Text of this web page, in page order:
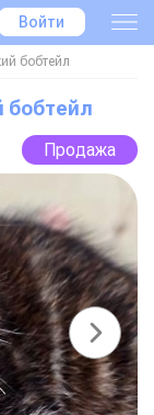
Войти
бобтейл
бобтейл
Продажа